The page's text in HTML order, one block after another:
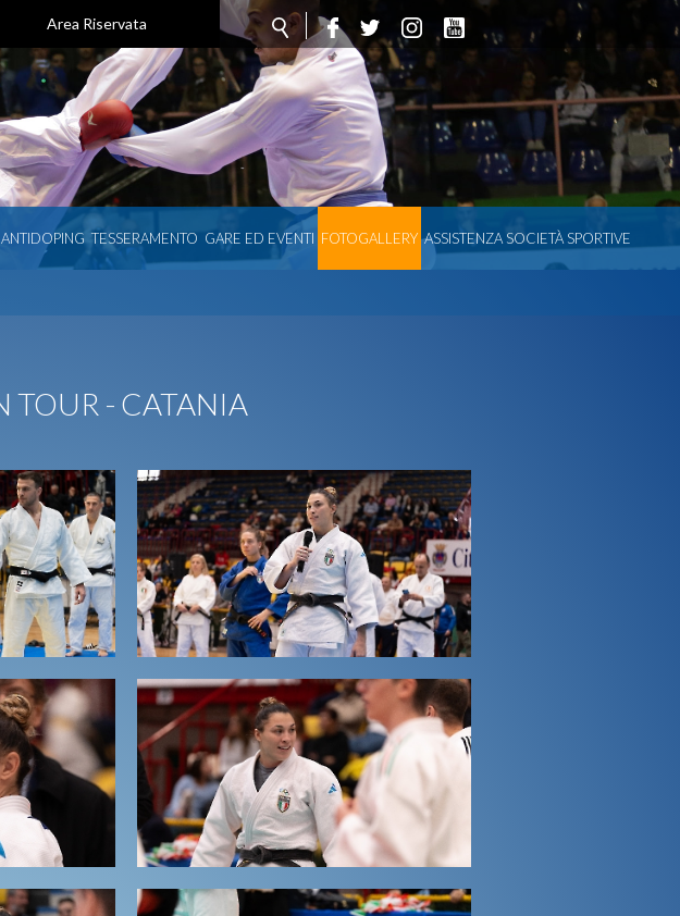
Area Riservata
ANTIDOPING TESSERAMENTO GARE ED EVENTI FOTOGALLERY ASSISTENZA SOCIETÀ SPORTIVE
TOUR - CATANIA